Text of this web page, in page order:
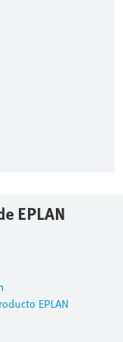
EPLAN
EPLAN